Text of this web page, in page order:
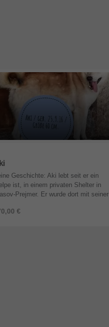
€
Geschichte: Aki lebt seit er ein
ist, in einem privaten Shelter in
Prejmer. Er wurde dort mit seiner
Die Mama ha ...